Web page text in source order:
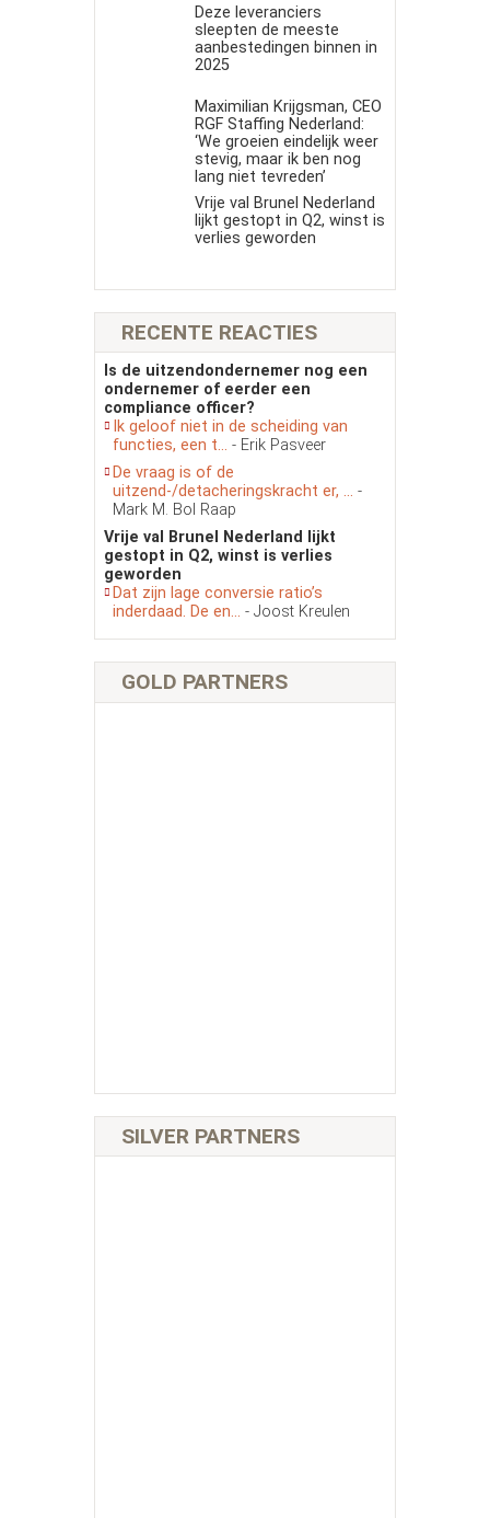
Deze leveranciers
sleepten de meeste
aanbestedingen binnen in
2025
Maximilian Krijgsman, CEO
RGF Staffing Nederland:
‘We groeien eindelijk weer
stevig, maar ik ben nog
lang niet tevreden’
Vrije val Brunel Nederland
lijkt gestopt in Q2, winst is
verlies geworden
RECENTE REACTIES
Is de uitzendondernemer nog een
ondernemer of eerder een
compliance officer?
Ik geloof niet in de scheiding van
functies, een t... - Erik Pasveer
De vraag is of de
uitzend-/detacheringskracht er, ... -
Mark M. Bol Raap
Vrije val Brunel Nederland lijkt
gestopt in Q2, winst is verlies
geworden
Dat zijn lage conversie ratio’s
inderdaad. De en... - Joost Kreulen
GOLD PARTNERS
SILVER PARTNERS